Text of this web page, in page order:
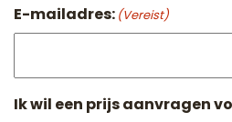
E-mailadres: (Vereist)
Ik wil een prijs aanvragen